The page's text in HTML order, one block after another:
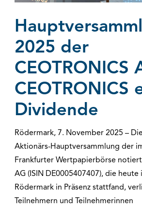
2025 der
CEOTRONICS
CEOTRONICS
Dividende
Rödermark, 7. November 2025 –
Aktionärs-Hauptversammlung der
Frankfurter Wertpapierbörse
AG (ISIN DE0005407407), die
Rödermark in Präsenz stattfand,
Teilnehmern und Teilnehmerinnen